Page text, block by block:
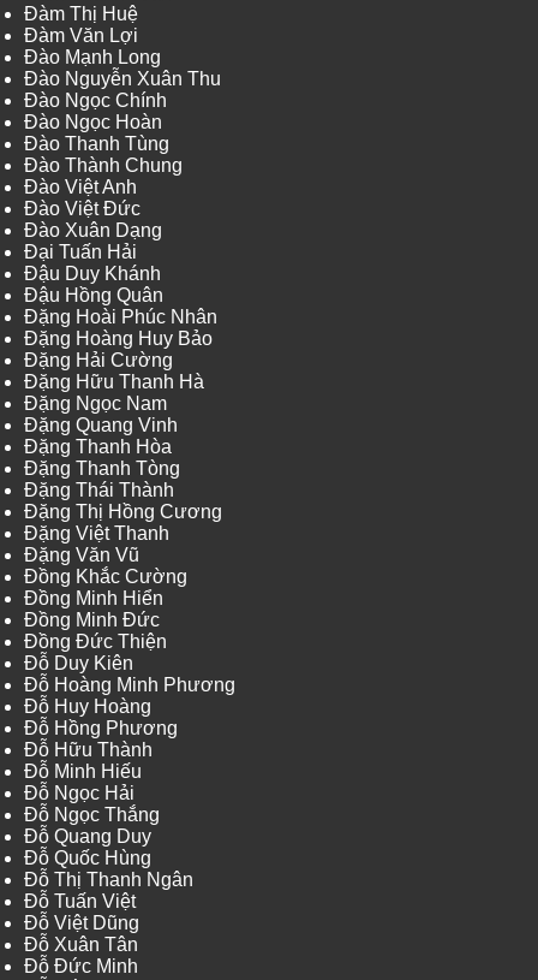
Đàm Thị Huệ
Đàm Văn Lợi
Đào Mạnh Long
Đào Nguyễn Xuân Thu
Đào Ngọc Chính
Đào Ngọc Hoàn
Đào Thanh Tùng
Đào Thành Chung
Đào Việt Anh
Đào Việt Đức
Đào Xuân Dạng
Đại Tuấn Hải
Đậu Duy Khánh
Đậu Hồng Quân
Đặng Hoài Phúc Nhân
Đặng Hoàng Huy Bảo
Đặng Hải Cường
Đặng Hữu Thanh Hà
Đặng Ngọc Nam
Đặng Quang Vinh
Đặng Thanh Hòa
Đặng Thanh Tòng
Đặng Thái Thành
Đặng Thị Hồng Cương
Đặng Việt Thanh
Đặng Văn Vũ
Đồng Khắc Cường
Đồng Minh Hiển
Đồng Minh Đức
Đồng Đức Thiện
Đỗ Duy Kiên
Đỗ Hoàng Minh Phương
Đỗ Huy Hoàng
Đỗ Hồng Phương
Đỗ Hữu Thành
Đỗ Minh Hiếu
Đỗ Ngọc Hải
Đỗ Ngọc Thắng
Đỗ Quang Duy
Đỗ Quốc Hùng
Đỗ Thị Thanh Ngân
Đỗ Tuấn Việt
Đỗ Việt Dũng
Đỗ Xuân Tân
Đỗ Đức Minh